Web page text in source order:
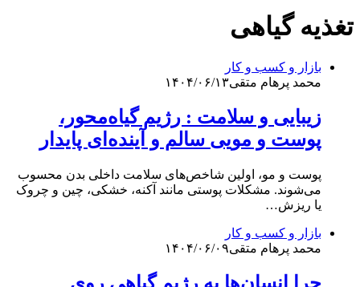
تغذیه گیاهی
بازار و کسب و کار
محمد پرهام متقی۱۴۰۴/۰۶/۱۳
زیبایی و سلامت : رژیم گیاه‌محور،
پوست و مویی سالم و آینده‌ای پایدار
پوست و مو، اولین شاخص‌های سلامت داخلی بدن محسوب
می‌شوند. مشکلات پوستی مانند آکنه، خشکی، چین و چروک
یا ریزش…
بازار و کسب و کار
محمد پرهام متقی۱۴۰۴/۰۶/۰۹
چرا انسان‌ها به رژیم گیاهی روی